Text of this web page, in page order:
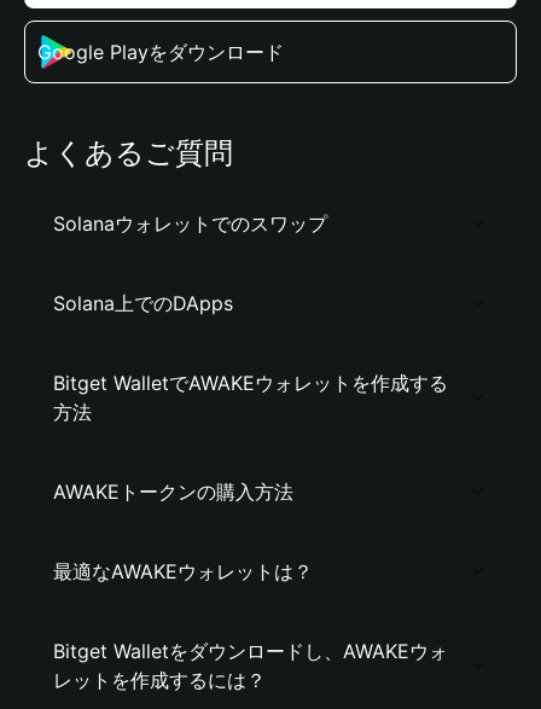
Google Playをダウンロード
よくあるご質問
Solanaウォレットでのスワップ
Solana上でのDApps
Bitget WalletでAWAKEウォレットを作成する
方法
AWAKEトークンの購入方法
最適なAWAKEウォレットは？
Bitget Walletをダウンロードし、AWAKEウォ
レットを作成するには？